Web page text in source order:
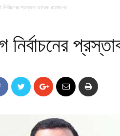
প্রস্তাব তারেক রহমানের